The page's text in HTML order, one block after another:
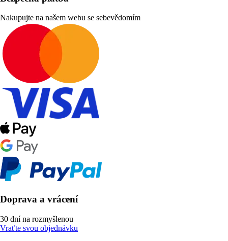
Nakupujte na našem webu se sebevědomím
Doprava a vrácení
30 dní na rozmyšlenou
Vraťte svou objednávku